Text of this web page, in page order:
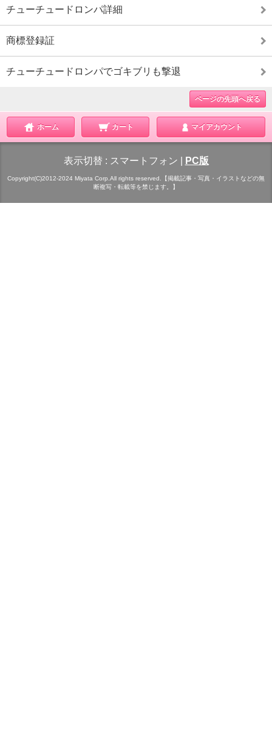
チューチュードロンパ詳細
商標登録証
チューチュードロンパでゴキブリも撃退
ページの先頭へ戻る
ホーム カート マイアカウント
表示切替 : スマートフォン PC版
Copyright(C)2012-2024 Miyata Corp.All rights reserved.【掲載記事・写真・イラストなどの無
断複写・転載等を禁じます。】